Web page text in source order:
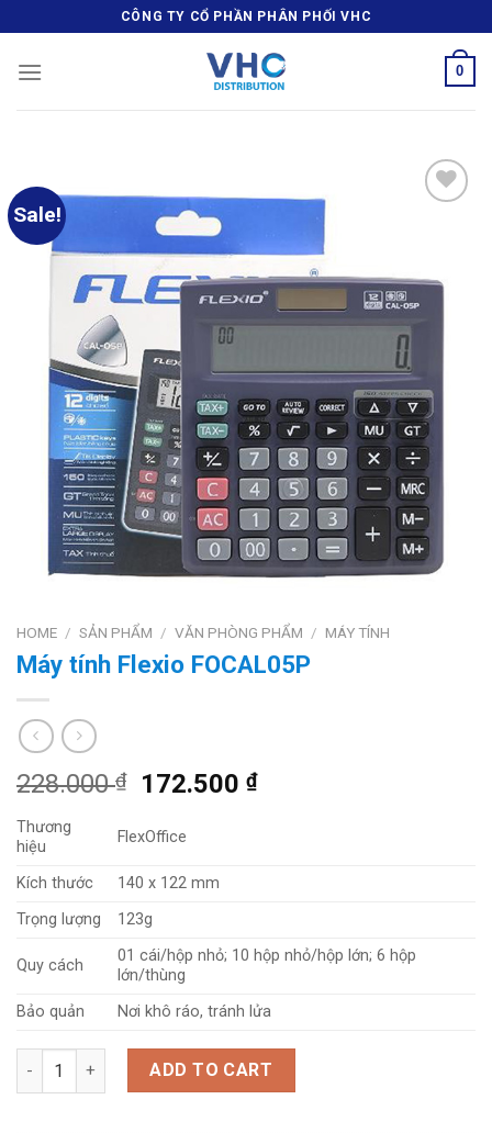
to
content
CÔNG TY CỔ PHẦN PHÂN PHỐI VHC
0
Sale!
HOME / SẢN PHẨM / VĂN PHÒNG PHẨM / MÁY TÍNH
Máy tính Flexio FOCAL05P
228.000₫ 172.500₫
Thương
hiệu
FlexOffice
Kích thước
140 x 122 mm
Trọng lượng
123g
Quy cách
01 cái/hộp nhỏ; 10 hộp nhỏ/hộp lớn; 6 hộp
lớn/thùng
Bảo quản
Nơi khô ráo, tránh lửa
Máy tính Flexio FOCAL05P quantity
ADD TO CART